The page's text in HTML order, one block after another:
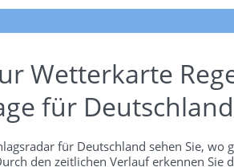
Wetterkarte
für Deutschland
für Deutschland sehen Sie,
den zeitlichen Verlauf erkennen